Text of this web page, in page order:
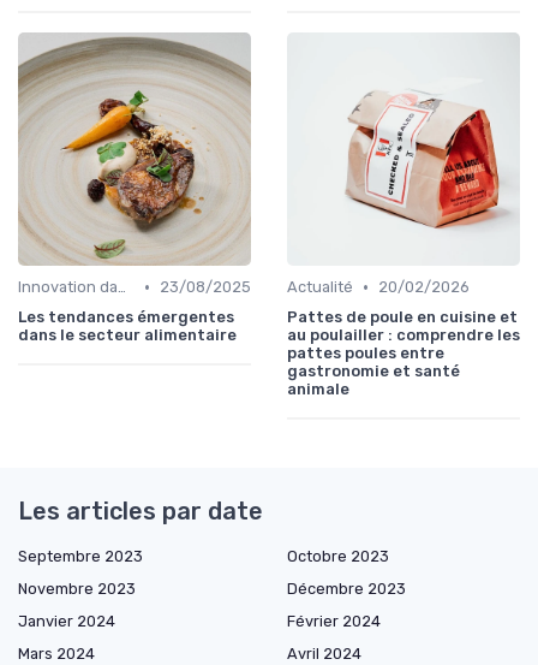
Innovation dans la food •
23/08/2025
Les tendances émergentes
dans le secteur alimentaire
Actualité •
20/02/2026
Pattes de poule en cuisine et
au poulailler : comprendre les
pattes poules entre
gastronomie et santé
animale
Les articles par date
Septembre 2023
Octobre 2023
Novembre 2023
Décembre 2023
Janvier 2024
Février 2024
Mars 2024
Avril 2024